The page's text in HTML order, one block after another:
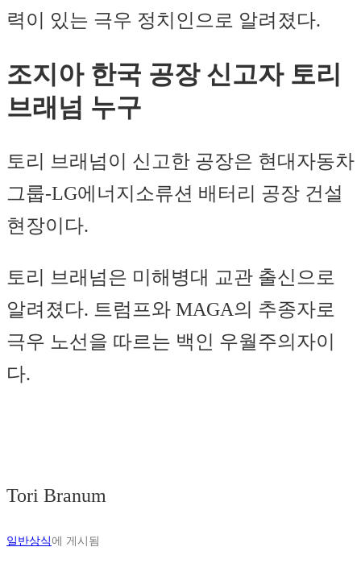
력이 있는 극우 정치인으로 알려졌다.
조지아 한국 공장 신고자 토리
브래넘 누구
토리 브래넘이 신고한 공장은 현대자동차
그룹-LG에너지소류션 배터리 공장 건설
현장이다.
토리 브래넘은 미해병대 교관 출신으로
알려졌다. 트럼프와 MAGA의 추종자로
극우 노선을 따르는 백인 우월주의자이
다.
Tori Branum
일반상식에 게시됨